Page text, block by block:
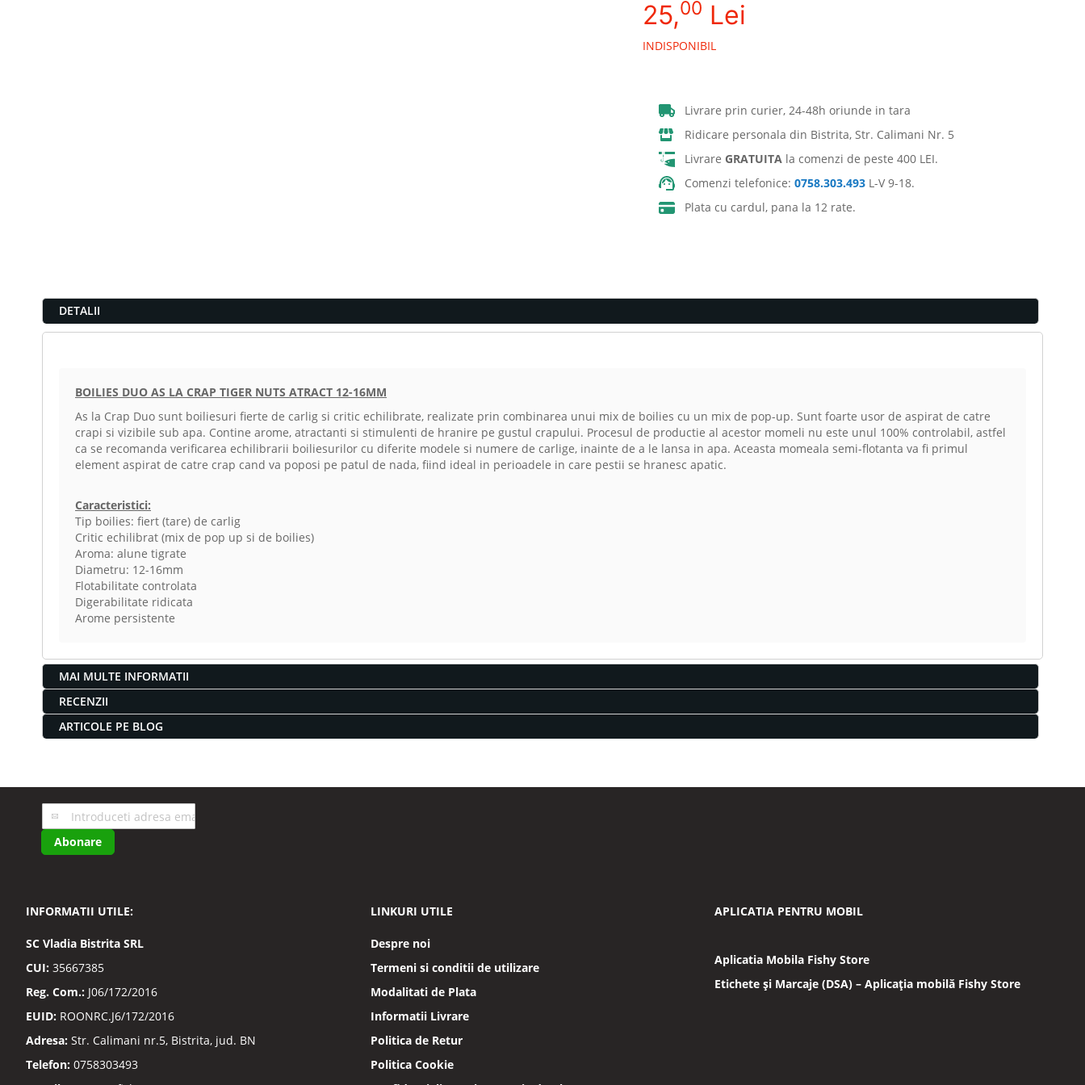
25,00 Lei
INDISPONIBIL
Livrare prin curier, 24-48h oriunde in tara
Ridicare personala din Bistrita, Str. Calimani Nr. 5
Livrare GRATUITA la comenzi de peste 400 LEI.
Comenzi telefonice: 0758.303.493 L-V 9-18.
Plata cu cardul, pana la 12 rate.
DETALII
BOILIES DUO AS LA CRAP TIGER NUTS ATRACT 12-16MM
As la Crap Duo sunt boiliesuri fierte de carlig si critic echilibrate, realizate prin combinarea unui mix de boilies cu un mix de pop-up. Sunt foarte usor de aspirat de catre
crapi si vizibile sub apa. Contine arome, atractanti si stimulenti de hranire pe gustul crapului. Procesul de productie al acestor momeli nu este unul 100% controlabil, astfel
ca se recomanda verificarea echilibrarii boiliesurilor cu diferite modele si numere de carlige, inainte de a le lansa in apa. Aceasta momeala semi-flotanta va fi primul
element aspirat de catre crap cand va poposi pe patul de nada, fiind ideal in perioadele in care pestii se hranesc apatic.
Caracteristici:
Tip boilies: fiert (tare) de carlig
Critic echilibrat (mix de pop up si de boilies)
Aroma: alune tigrate
Diametru: 12-16mm
Flotabilitate controlata
Digerabilitate ridicata
Arome persistente
MAI MULTE INFORMATII
RECENZII
ARTICOLE PE BLOG
Inscrieti-
va
Buletinele
Abonare
INFORMATII UTILE:
SC Vladia Bistrita SRL
CUI: 35667385
Reg. Com.: J06/172/2016
EUID: ROONRC.J6/172/2016
Adresa: Str. Calimani nr.5, Bistrita, jud. BN
Telefon: 0758303493
LINKURI UTILE
Despre noi
Termeni si conditii de utilizare
Modalitati de Plata
Informatii Livrare
Politica de Retur
Politica Cookie
APLICATIA PENTRU MOBIL
Aplicatia Mobila Fishy Store
Etichete și Marcaje (DSA) – Aplicația mobilă Fishy Store